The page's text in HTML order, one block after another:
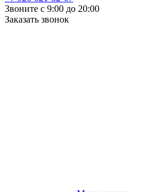
Звоните с 9:00 до 20:00
Заказать звонок